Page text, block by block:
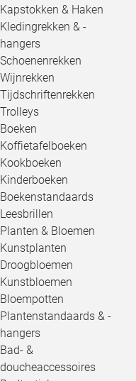
Kapstokken & Haken
Kledingrekken & -
hangers
Schoenenrekken
Wijnrekken
Tijdschriftenrekken
Trolleys
Boeken
Koffietafelboeken
Kookboeken
Kinderboeken
Boekenstandaards
Leesbrillen
Planten & Bloemen
Kunstplanten
Droogbloemen
Kunstbloemen
Bloempotten
Plantenstandaards & -
hangers
Bad- &
doucheaccessoires